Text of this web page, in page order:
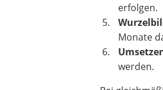
erfolgen.
Monate
werden.